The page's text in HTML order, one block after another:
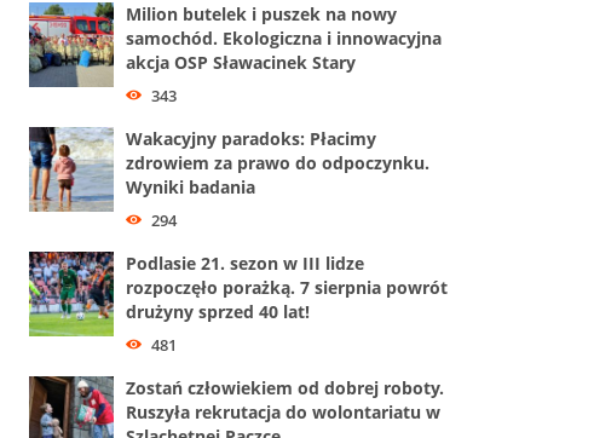
Milion butelek i puszek na nowy
samochód. Ekologiczna i innowacyjna
akcja OSP Sławacinek Stary
343
Wakacyjny paradoks: Płacimy
zdrowiem za prawo do odpoczynku.
Wyniki badania
294
Podlasie 21. sezon w III lidze
rozpoczęło porażką. 7 sierpnia powrót
drużyny sprzed 40 lat!
481
Zostań człowiekiem od dobrej roboty.
Ruszyła rekrutacja do wolontariatu w